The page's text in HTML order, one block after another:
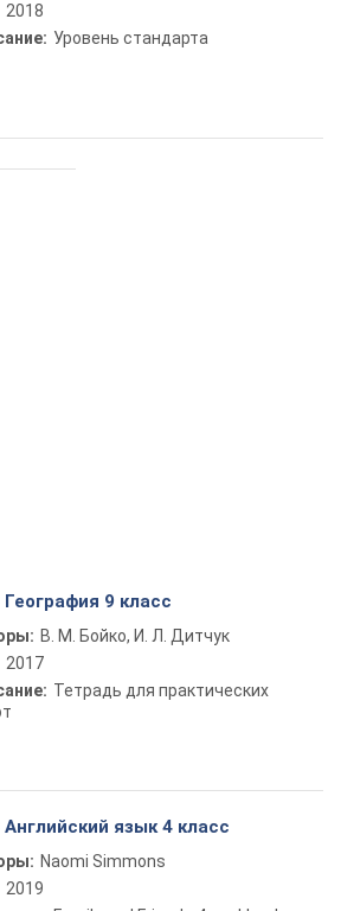
2018
Уровень стандарта
9 класс
В. М. Бойко, И. Л. Дитчук
2017
Тетрадь для практических
язык 4 класс
Naomi Simmons
2019